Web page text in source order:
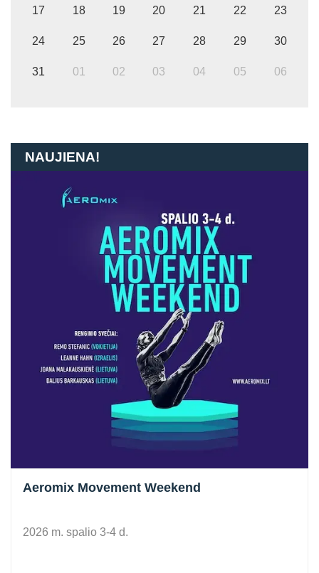
17 18 19 20 21 22 23
24 25 26 27 28 29 30
31 01 02 03 04 05 06
NAUJIENA!
Aeromix Movement Weekend
2026 m. spalio 3-4 d.